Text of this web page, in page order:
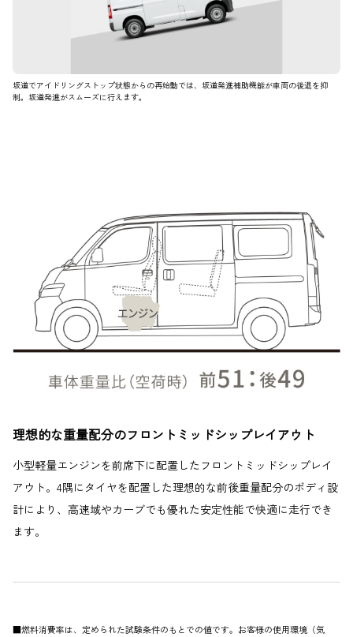
坂道でアイドリングストップ状態からの再始動では、坂道発進補助機能が車両の後退を抑
制。坂道発進がスムーズに行えます。
理想的な重量配分のフロントミッドシップレイアウト
小型軽量エンジンを前席下に配置したフロントミッドシップレイ
アウト。4隅にタイヤを配置した理想的な前後重量配分のボディ設
計により、高速域やカーブでも優れた安定性能で快適に走行でき
ます。
■燃料消費率は、定められた試験条件のもとでの値です。お客様の使用環境（気